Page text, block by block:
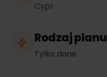
Cypr
Rodzaj planu
Tylko dane